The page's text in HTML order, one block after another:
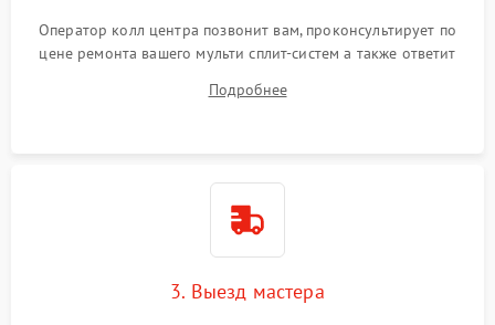
Оператор колл центра позвонит вам, проконсультирует по
цене ремонта вашего мульти сплит-систем а также ответит
Подробнее
3. Выезд мастера